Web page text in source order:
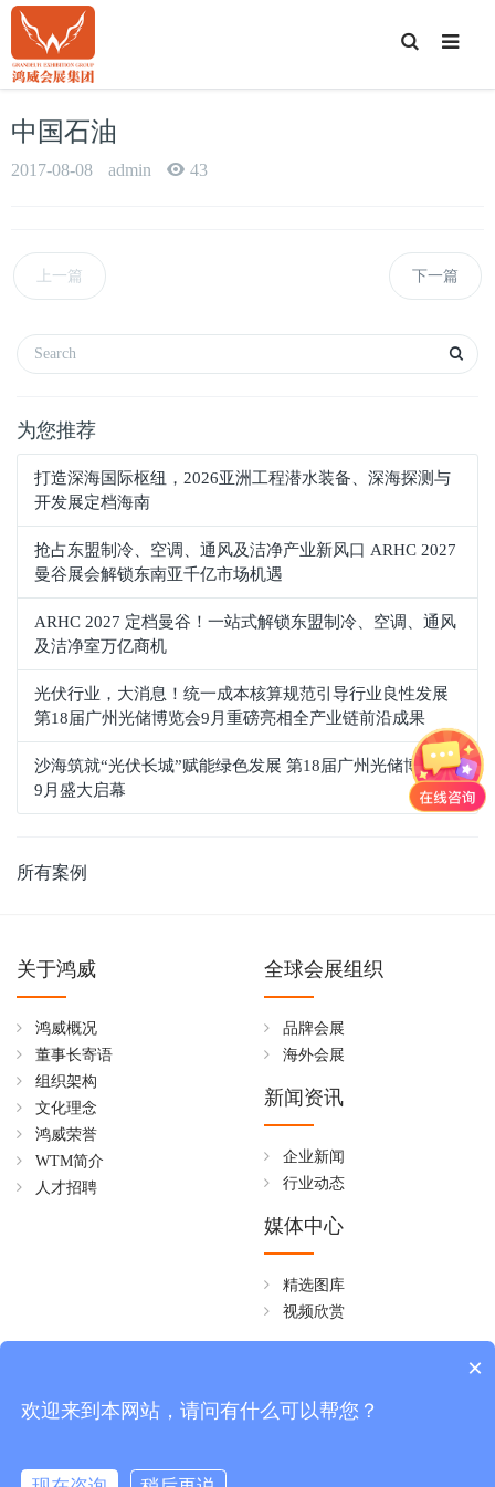
T
o
g
中国石油
2017-08-08 admin 43
上一篇 下一篇
为您推荐
打造深海国际枢纽，2026亚洲工程潜水装备、深海探测与
开发展定档海南
抢占东盟制冷、空调、通风及洁净产业新风口 ARHC 2027
曼谷展会解锁东南亚千亿市场机遇
ARHC 2027 定档曼谷！一站式解锁东盟制冷、空调、通风
及洁净室万亿商机
光伏行业，大消息！统一成本核算规范引导行业良性发展
第18届广州光储博览会9月重磅亮相全产业链前沿成果
沙海筑就“光伏长城”赋能绿色发展 第18届广州光储博览会
9月盛大启幕
所有案例
关于鸿威
鸿威概况
董事长寄语
组织架构
文化理念
鸿威荣誉
WTM简介
人才招聘
全球会展组织
品牌会展
海外会展
新闻资讯
企业新闻
行业动态
媒体中心
精选图库
视频欣赏
周一至周五 08:30~18:00
×
欢迎来到本网站，请问有什么可以帮您？